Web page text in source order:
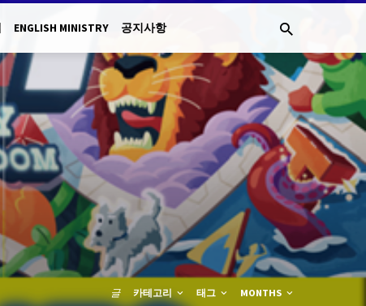
ENGLISH MINISTRY 공지사항
글 카테고리 태그 MONTHS